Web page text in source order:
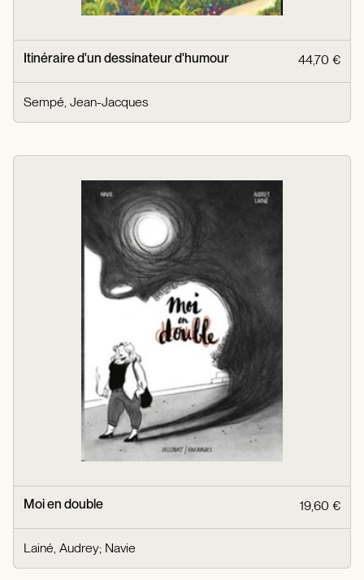
Itinéraire d'un dessinateur d'humour 44,70 €
Sempé, Jean-Jacques
Moi en double 19,60 €
Lainé, Audrey; Navie